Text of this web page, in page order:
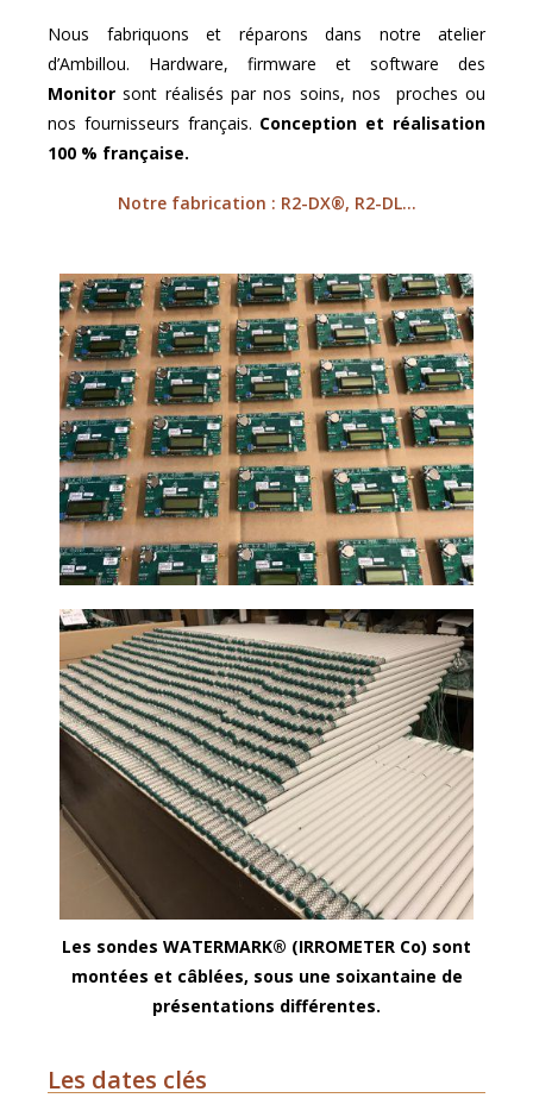
Nous fabriquons et réparons dans notre atelier
d’Ambillou. Hardware, firmware et software des
Monitor sont réalisés par nos soins, nos proches ou
nos fournisseurs français. Conception et réalisation
100 % française.
Notre fabrication : R2-DX®, R2-DL…
Les sondes WATERMARK® (IRROMETER Co) sont
montées et câblées, sous une soixantaine de
présentations différentes.
Les dates clés